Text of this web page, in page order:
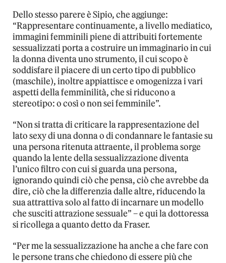
Dello stesso parere è Sipio, che aggiunge:
“Rappresentare continuamente, a livello mediatico,
immagini femminili piene di attribuiti fortemente
sessualizzati porta a costruire un immaginario in cui
la donna diventa uno strumento, il cui scopo è
soddisfare il piacere di un certo tipo di pubblico
(maschile), inoltre appiattisce e omogenizza i vari
aspetti della femminilità, che si riducono a
stereotipo: o così o non sei femminile”.
“Non si tratta di criticare la rappresentazione del
lato sexy di una donna o di condannare le fantasie su
una persona ritenuta attraente, il problema sorge
quando la lente della sessualizzazione diventa
l’unico filtro con cui si guarda una persona,
ignorando quindi ciò che pensa, ciò che avrebbe da
dire, ciò che la differenzia dalle altre, riducendo la
sua attrattiva solo al fatto di incarnare un modello
che susciti attrazione sessuale” – e qui la dottoressa
si ricollega a quanto detto da Fraser.
“Per me la sessualizzazione ha anche a che fare con
le persone trans che chiedono di essere più che